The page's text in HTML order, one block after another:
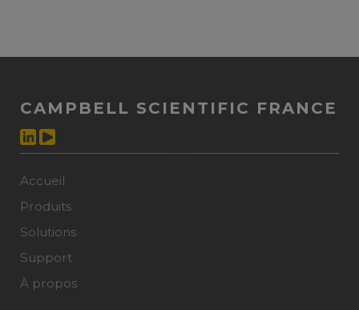
CAMPBELL SCIENTIFIC FRANCE
Accueil
Produits
Solutions
Support
À propos